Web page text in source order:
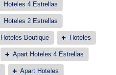
Hoteles 4 Estrellas
Hoteles 2 Estrellas
Hoteles Boutique Hoteles
Apart Hoteles 4 Estrellas
Apart Hoteles